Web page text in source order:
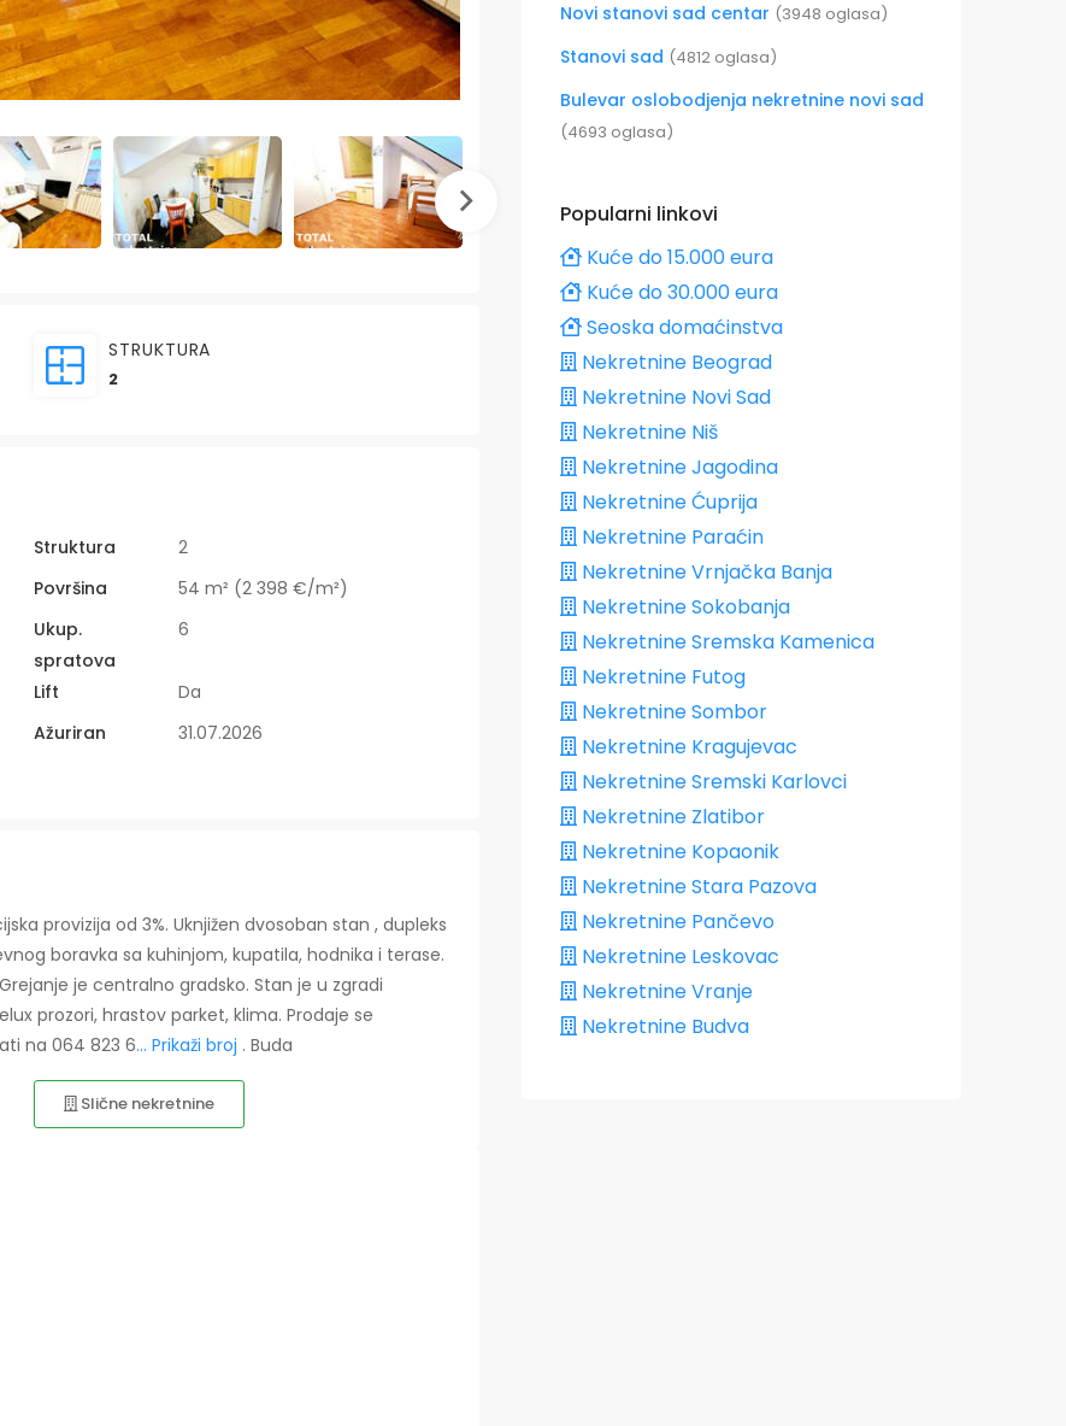
STRUKTURA
2
Struktura
2
Površina
54 m² (2 398 €/m²)
Ukup.
spratova
6
Lift
Da
Ažuriran
31.07.2026
provizija od 3%. Uknjižen dvosoban stan , dupleks
boravka sa kuhinjom, kupatila, hodnika i terase.
je centralno gradsko. Stan je u zgradi
prozori, hrastov parket, klima. Prodaje se
na 064 823 6... Prikaži broj . Buda
Slične nekretnine
Novi stanovi sad centar (3948 oglasa)
Stanovi sad (4812 oglasa)
Bulevar oslobodjenja nekretnine novi sad
(4693 oglasa)
Popularni linkovi
Kuće do 15.000 eura
Kuće do 30.000 eura
Seoska domaćinstva
Nekretnine Beograd
Nekretnine Novi Sad
Nekretnine Niš
Nekretnine Jagodina
Nekretnine Ćuprija
Nekretnine Paraćin
Nekretnine Vrnjačka Banja
Nekretnine Sokobanja
Nekretnine Sremska Kamenica
Nekretnine Futog
Nekretnine Sombor
Nekretnine Kragujevac
Nekretnine Sremski Karlovci
Nekretnine Zlatibor
Nekretnine Kopaonik
Nekretnine Stara Pazova
Nekretnine Pančevo
Nekretnine Leskovac
Nekretnine Vranje
Nekretnine Budva